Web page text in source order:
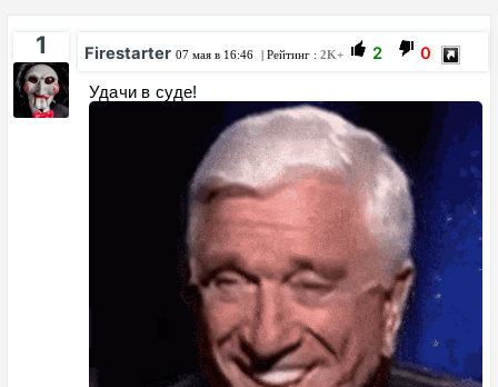
1 Firestarter 07 мая в 16:46 | Рейтинг : 2K+ 2 0
Удачи в суде!